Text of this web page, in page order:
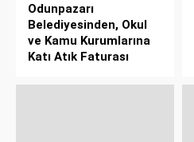
Odunpazarı
Belediyesinden, Okul
ve Kamu Kurumlarına
Katı Atık Faturası